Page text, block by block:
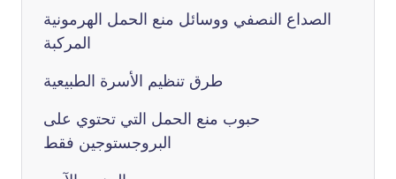
الصداع النصفي ووسائل منع الحمل الهرمونية
المركبة
طرق تنظيم الأسرة الطبيعية
حبوب منع الحمل التي تحتوي على
البروجستوجين فقط